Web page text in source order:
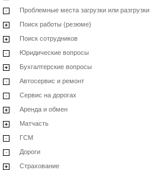
Проблемные места загрузки или разгрузки
Поиск работы (резюме)
Поиск сотрудников
Юридические вопросы
Бухгалтерские вопросы
Автосервис и ремонт
Сервис на дорогах
Аренда и обмен
Матчасть
ГСМ
Дороги
Страхование